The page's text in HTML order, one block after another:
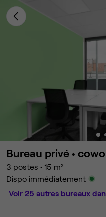
Bureau privé •
3 postes • 15 m²
Dispo immédiatement
Voir 25 autres bureaux